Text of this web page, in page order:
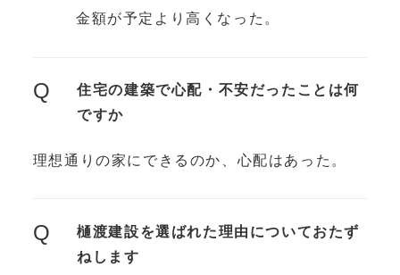
金額が予定より高くなった。
Q
住宅の建築で心配・不安だったことは何
ですか
理想通りの家にできるのか、心配はあった。
Q
樋渡建設を選ばれた理由についておたず
ねします